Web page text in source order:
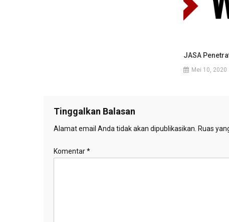
JASA
Mei 10, 2020
Tinggalkan Balasan
Alamat email Anda tidak akan dipublikasikan. Ruas
Komentar*